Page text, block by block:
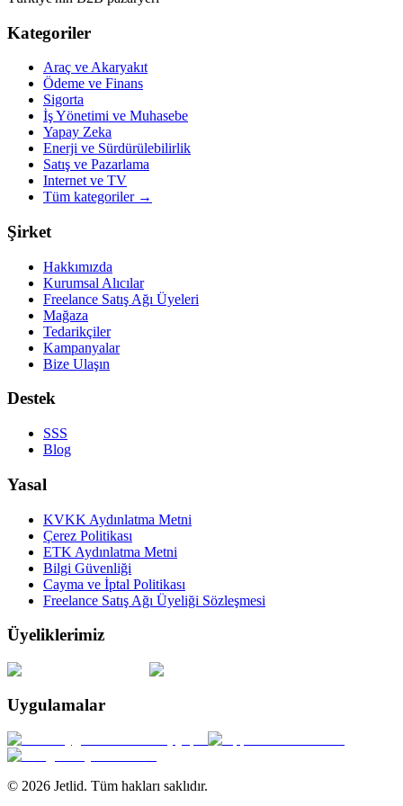
Kategoriler
Araç ve Akaryakıt
Ödeme ve Finans
Sigorta
İş Yönetimi ve Muhasebe
Yapay Zeka
Enerji ve Sürdürülebilirlik
Satış ve Pazarlama
Internet ve TV
Tüm kategoriler→
Şirket
Hakkımızda
Kurumsal Alıcılar
Freelance Satış Ağı Üyeleri
Mağaza
Tedarikçiler
Kampanyalar
Bize Ulaşın
Destek
SSS
Blog
Yasal
KVKK Aydınlatma Metni
Çerez Politikası
ETK Aydınlatma Metni
Bilgi Güvenliği
Cayma ve İptal Politikası
Freelance Satış Ağı Üyeliği Sözleşmesi
Üyeliklerimiz
Uygulamalar
© 2026 Jetlid. Tüm hakları saklıdır.